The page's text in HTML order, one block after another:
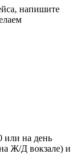
напишите
на день
Ж/Д вокзале) и